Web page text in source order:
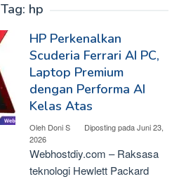
Tag: hp
HP Perkenalkan
Scuderia Ferrari AI PC,
Laptop Premium
dengan Performa AI
Kelas Atas
Oleh Doni S Diposting padaJuni 23,
2026
Webhostdiy.com – Raksasa
teknologi Hewlett Packard